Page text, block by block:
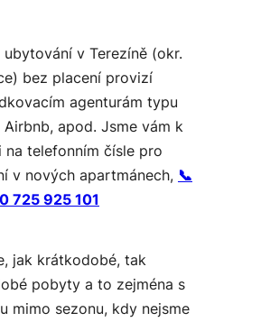
v Terezíně (okr.
bez placení provizí
agenturám typu
Airbnb, apod. Jsme vám k
na telefonním čísle pro
v nových apartmánech, 📞
725 925 101
jak krátkodobé, tak
pobyty a to zejména s
mimo sezonu, kdy nejsme